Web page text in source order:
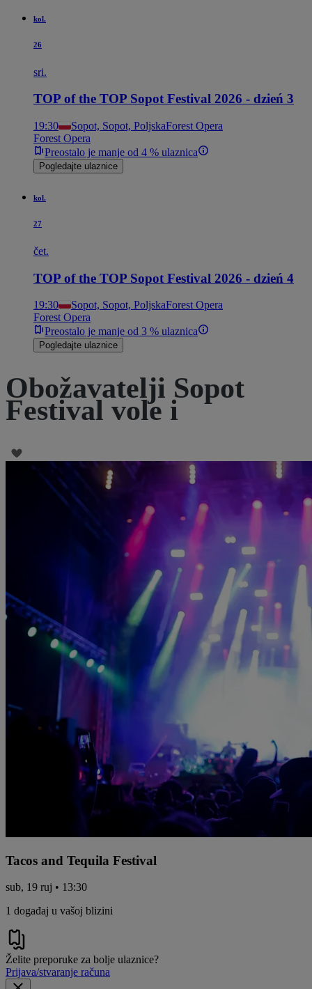
kol.
26
sri.
TOP of the TOP Sopot Festival 2026 - dzień 3
19:30 Sopot, Sopot, PoljskaForest Opera
Forest Opera
Preostalo je manje od 4 % ulaznica
Pogledajte ulaznice
kol.
27
čet.
TOP of the TOP Sopot Festival 2026 - dzień 4
19:30 Sopot, Sopot, PoljskaForest Opera
Forest Opera
Preostalo je manje od 3 % ulaznica
Pogledajte ulaznice
Obožavatelji Sopot
Festival vole i
Tacos and Tequila Festival
sub, 19 ruj • 13:30
1 događaj u vašoj blizini
Želite preporuke za bolje ulaznice?
Prijava/stvaranje računa